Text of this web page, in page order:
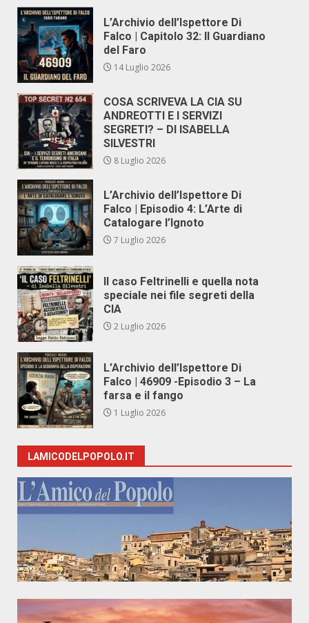
L’Archivio dell’Ispettore Di
Falco | Capitolo 32: Il Guardiano
del Faro
14 Luglio 2026
COSA SCRIVEVA LA CIA SU
ANDREOTTI E I SERVIZI
SEGRETI? – DI ISABELLA
SILVESTRI
8 Luglio 2026
L’Archivio dell’Ispettore Di
Falco | Episodio 4: L’Arte di
Catalogare l’Ignoto
7 Luglio 2026
Il caso Feltrinelli e quella nota
speciale nei file segreti della
CIA
2 Luglio 2026
L’Archivio dell’Ispettore Di
Falco | 46909 -Episodio 3 – La
farsa e il fango
1 Luglio 2026
LAMICODELPOPOLO.IT